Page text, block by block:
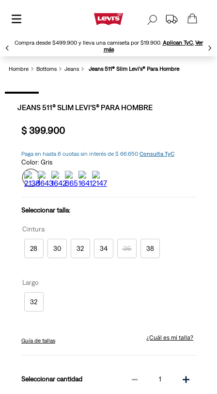
Compra desde $499.900 y lleva una camiseta por $19.900. Aplican TyC. Ver
más
Hombre Bottoms Jeans Jeans 511® Slim Levi’s® Para Hombre
JEANS 511® SLIM LEVI’S® PARA HOMBRE
$ 399.900
Paga en hasta 6 cuotas sin interés de $ 66.650 Consulta TyC
Color: Gris
Seleccionar talla:
Cintura
28 30 32 34 36 38
Largo
32
Guía de tallas ¿Cuál es mi talla?
cantidad ＋
－